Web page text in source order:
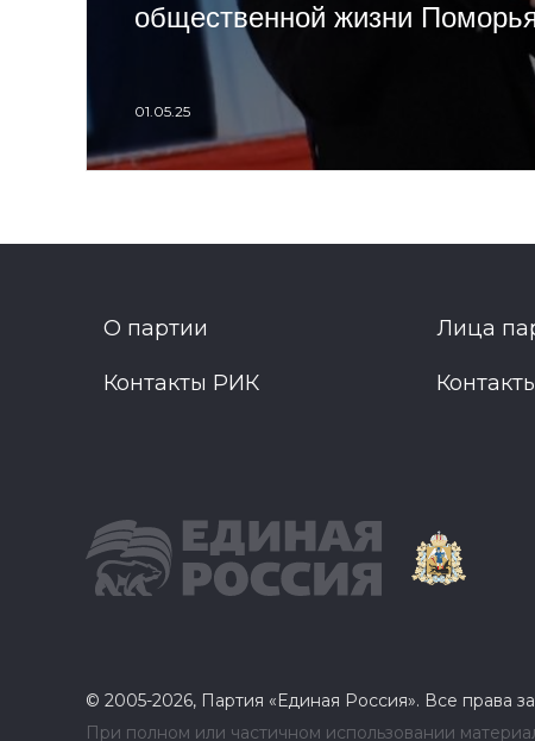
общественной жизни
01.05.25
О партии Лица
Контакты РИК
© 2005-2026, Партия «Единая Россия». Все права
При полном или частичном использовании